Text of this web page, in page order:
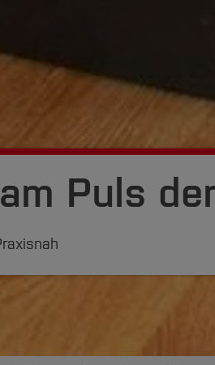
Puls